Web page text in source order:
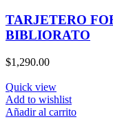
TARJETERO
BIBLIORATO
$1,290.00
Quick view
Add to wishlist
Añadir al carrito